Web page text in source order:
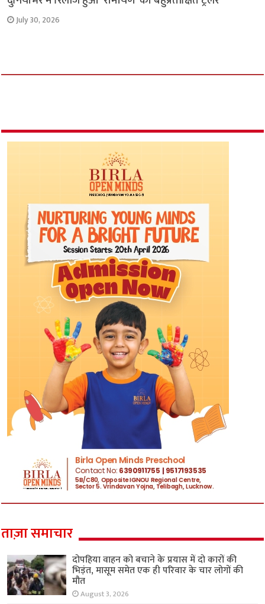
July 30, 2026
ताज़ा समाचार
दोपहिया वाहन को बचाने के प्रयास में दो कारों की
भिड़ंत, मासूम समेत एक ही परिवार के चार लोगों की
मौत
August 3, 2026